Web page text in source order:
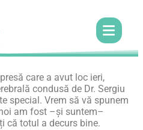
care a avut loc ieri,
condusă de Dr. Sergiu
special. Vrem să vă spunem
am fost –și suntem–
că totul a decurs bine.